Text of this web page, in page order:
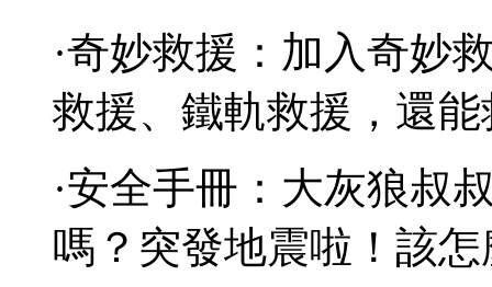
·奇妙救援：加入奇妙
救援、鐵軌救援，還
·安全手冊：大灰狼叔
嗎？突發地震啦！該